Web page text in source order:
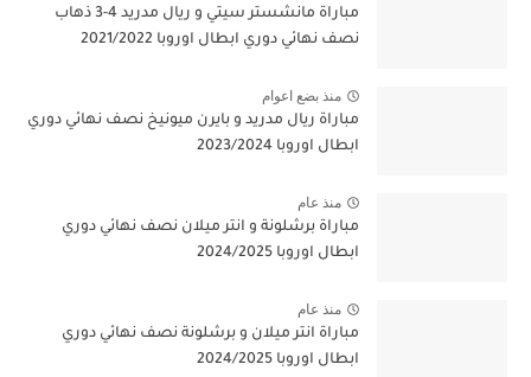
مباراة مانشستر سيتي و ريال مدريد 4-3 ذهاب
نصف نهائي دوري ابطال اوروبا 2021/2022
منذ بضع اعوام
مباراة ريال مدريد و بايرن ميونيخ نصف نهائي دوري
ابطال اوروبا 2023/2024
منذ عام
مباراة برشلونة و انتر ميلان نصف نهائي دوري
ابطال اوروبا 2024/2025
منذ عام
مباراة انتر ميلان و برشلونة نصف نهائي دوري
ابطال اوروبا 2024/2025